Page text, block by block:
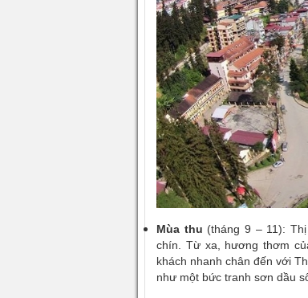
Mùa thu (tháng 9 – 11):
chín. Từ xa, hương thơm
khách nhanh chân đến với
như một bức tranh sơn dầu